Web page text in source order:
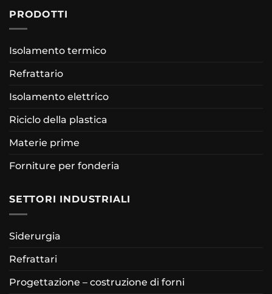
PRODOTTI
Isolamento termico
Refrattario
Isolamento elettrico
Riciclo della plastica
Materie prime
Forniture per fonderia
SETTORI INDUSTRIALI
Siderurgia
Refrattari
Progettazione – costruzione di forni